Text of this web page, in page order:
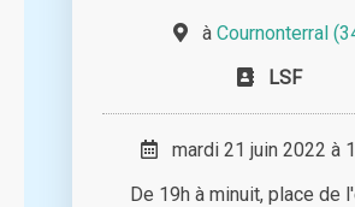
à Cournonterral
LSF
mardi 21 juin 2022 à
De 19h à minuit, place de